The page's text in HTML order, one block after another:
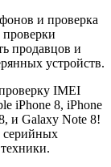
и проверка
продавцов и
устройств.
IMEI
iPhone 8, iPhone
и Galaxy Note 8!
серийных